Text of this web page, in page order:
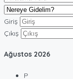
Giriş
Çıkış
Ağustos 2026
P